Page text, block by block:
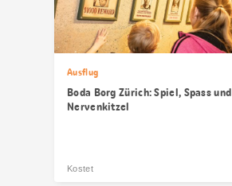
Ausflug
Boda Borg Zürich: Spiel, Spass und
Nervenkitzel
Kostet